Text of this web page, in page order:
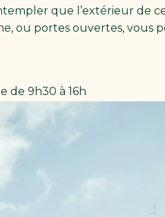
que l’extérieur de
ou portes ouvertes, vous
de 9h30 à 16h